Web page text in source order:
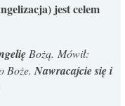
jest celem
Bożą. Mówił:
Boże.Nawracajcie się i